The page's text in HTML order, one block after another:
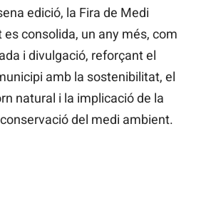
edició, la Fira de Medi
consolida, un any més, com
i divulgació, reforçant el
amb la sostenibilitat, el
natural i la implicació de la
del medi ambient.